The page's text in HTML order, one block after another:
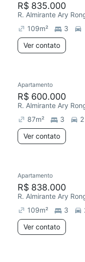
R$ 835.000
R. Almirante Ary
109m²
3
Ver contato
Apartamento
R$ 600.000
R. Almirante Ary
87m² 3
2
Ver contato
Apartamento
R$ 838.000
R. Almirante Ary
109m² 3
Ver contato